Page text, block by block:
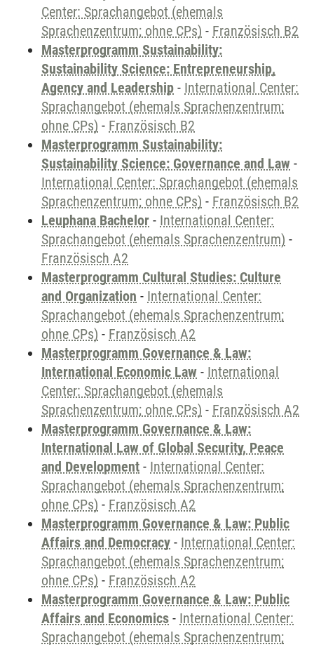
Center: Sprachangebot (ehemals
Sprachenzentrum; ohne CPs) - Französisch B2
Masterprogramm Sustainability:
Sustainability Science: Entrepreneurship,
Agency and Leadership - International Center:
Sprachangebot (ehemals Sprachenzentrum;
ohne CPs) - Französisch B2
Masterprogramm Sustainability:
Sustainability Science: Governance and Law -
International Center: Sprachangebot (ehemals
Sprachenzentrum; ohne CPs) - Französisch B2
Leuphana Bachelor - International Center:
Sprachangebot (ehemals Sprachenzentrum) -
Französisch A2
Masterprogramm Cultural Studies: Culture
and Organization - International Center:
Sprachangebot (ehemals Sprachenzentrum;
ohne CPs) - Französisch A2
Masterprogramm Governance & Law:
International Economic Law - International
Center: Sprachangebot (ehemals
Sprachenzentrum; ohne CPs) - Französisch A2
Masterprogramm Governance & Law:
International Law of Global Security, Peace
and Development - International Center:
Sprachangebot (ehemals Sprachenzentrum;
ohne CPs) - Französisch A2
Masterprogramm Governance & Law: Public
Affairs and Democracy - International Center:
Sprachangebot (ehemals Sprachenzentrum;
ohne CPs) - Französisch A2
Masterprogramm Governance & Law: Public
Affairs and Economics - International Center:
Sprachangebot (ehemals Sprachenzentrum;